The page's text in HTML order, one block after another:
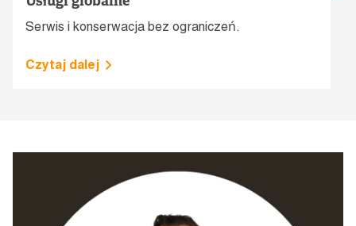
Serwis i konserwacja bez ograniczeń.
Czytaj dalej